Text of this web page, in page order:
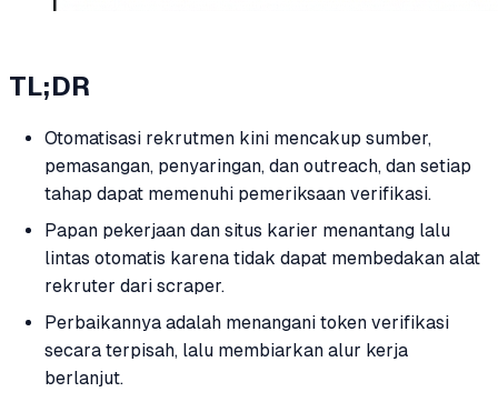
TL;DR
Otomatisasi rekrutmen kini mencakup sumber,
pemasangan, penyaringan, dan outreach, dan setiap
tahap dapat memenuhi pemeriksaan verifikasi.
Papan pekerjaan dan situs karier menantang lalu
lintas otomatis karena tidak dapat membedakan alat
rekruter dari scraper.
Perbaikannya adalah menangani token verifikasi
secara terpisah, lalu membiarkan alur kerja
berlanjut.